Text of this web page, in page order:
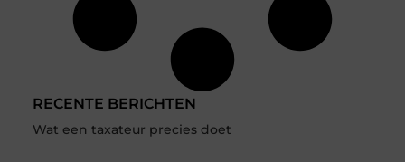
RECENTE BERICHTEN
Wat een taxateur precies doet